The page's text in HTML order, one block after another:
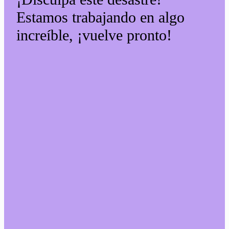
Estamos trabajando en algo
increíble, ¡vuelve pronto!